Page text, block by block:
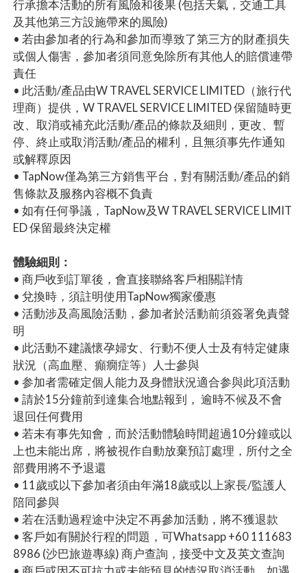
行承擔本活動的所有風險和後果 (包括天氣，交通工具
及其他第三方設施帶來的風險)
• 若由參加者的行為和參加而導致了第三方的財產損失
或個人傷害，參加者須同意免除所有其他人的賠償連帶
責任
• 此活動/產品由W TRAVEL SERVICE LIMITED（旅行代
理商）提供，W TRAVEL SERVICE LIMITED 保留隨時更
改、取消或補充此活動/產品的條款及細則，更改、暫
停、終止或取消活動/產品的權利，且無須事先作通知
或解釋原因
• TapNow僅為第三方銷售平台，對有關活動/產品的銷
售條款及服務內容概不負責
• 如有任何爭議，TapNow及W TRAVEL SERVICE LIMIT
ED 保留最終決定權
體驗細則：
• 商戶收到訂單後，會直接聯絡客戶相關詳情
• 兌換時，須註明使用TapNow獨家優惠
• 活動涉及高風險活動，參加者於活動前須簽署免責聲
明
• 此活動不建議懷孕婦女、行動不便人士及有特定健康
狀況（高血壓、癲癇症等）人士參與
• 参加者需確定個人能力及身體狀況適合参與此項活動
• 請於15分鐘前到達集合地點報到， 逾時不候及不會
退回任何費用
• 若未有事先知會，而於活動體驗時間超過10分鐘或以
上也未能出席，將被視作自動放棄預訂處理，所付之全
部費用將不予退還
• 11歲或以下參加者須由年滿18歲或以上家長/監護人
陪同參與
• 若在活動過程途中決定不再參加活動，將不獲退款
• 客戶如有關於行程的問題，可Whatsapp +60 111683
8986 (沙巴旅遊專線) 商户查詢，接受中文及英文查詢